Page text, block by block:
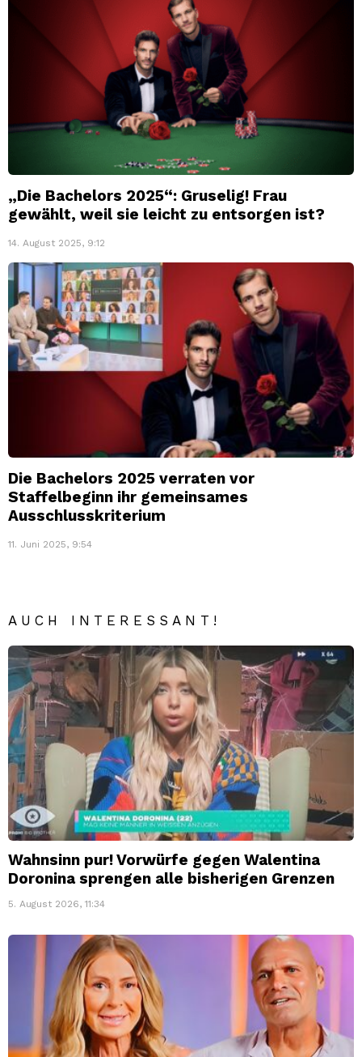
„Die Bachelors 2025“: Gruselig! Frau
gewählt, weil sie leicht zu entsorgen ist?
14. August 2025, 9:12
Die Bachelors 2025 verraten vor
Staffelbeginn ihr gemeinsames
Ausschlusskriterium
11. Juni 2025, 9:54
AUCH INTERESSANT!
Wahnsinn pur! Vorwürfe gegen Walentina
Doronina sprengen alle bisherigen Grenzen
5. August 2026, 11:34